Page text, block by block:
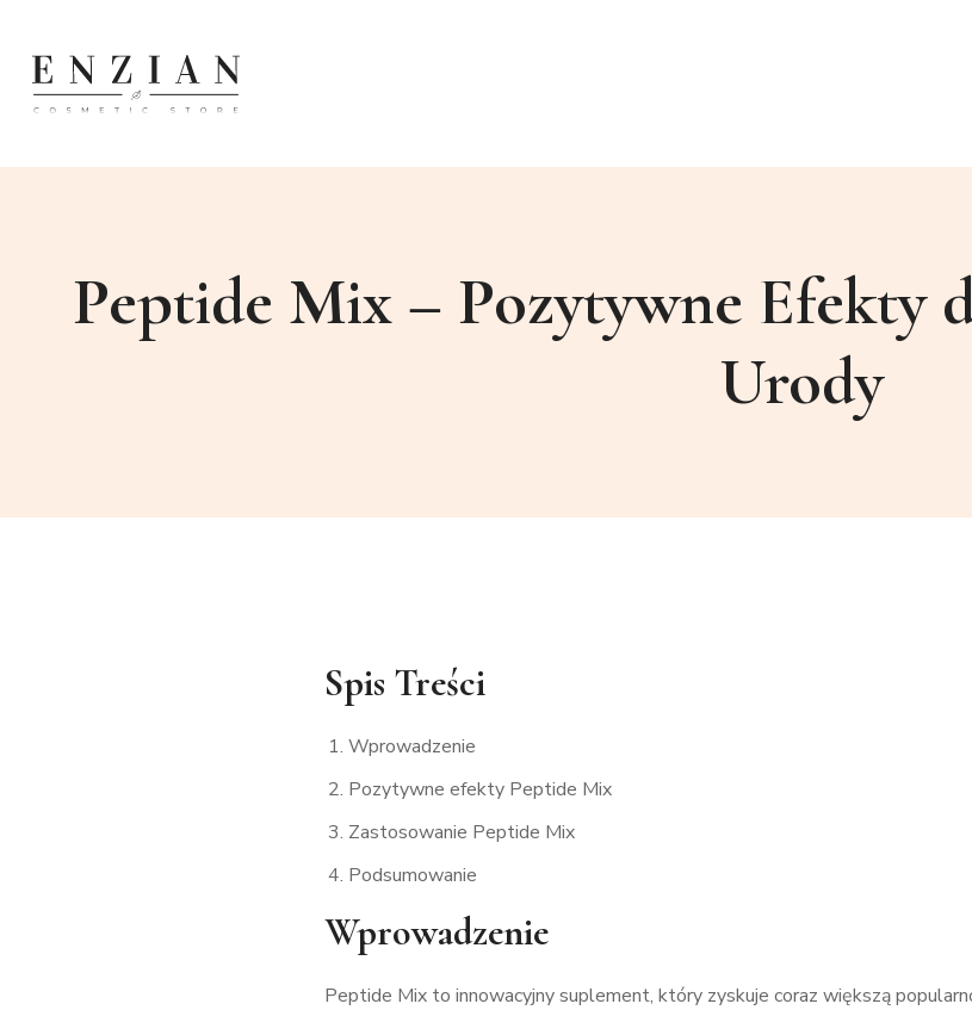
Peptide Mix – Pozytywne Efekty
Urody
Spis Treści
Wprowadzenie
Pozytywne efekty Peptide Mix
Zastosowanie Peptide Mix
Podsumowanie
Wprowadzenie
Peptide Mix to innowacyjny suplement, który zyskuje coraz większą